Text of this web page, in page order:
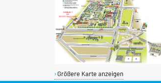
Größere Karte anzeigen